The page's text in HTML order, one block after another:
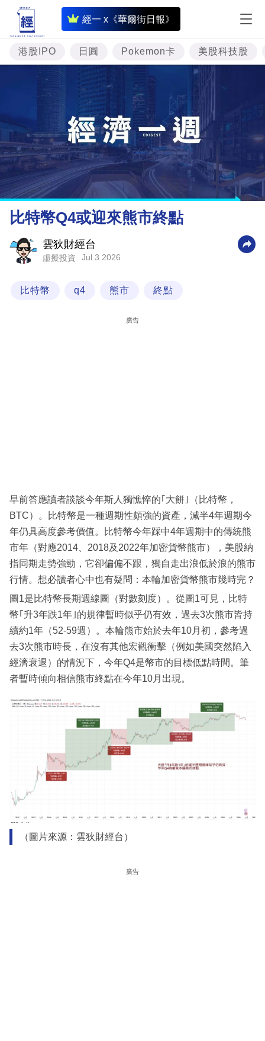
經一 x《華爾街日報》
即
時
財
經
專
題
投
資
樓
市
理
財
商
業
技
閱
專
區
港股IPO 日圓 Pokemon卡 美股科技股
比特幣Q4或迎來熊市終點
雲狄財經台
虛擬投資 Jul 3 2026
比特幣 q4 熊市 終點
廣告
早前答應讀者談談今年斯人獨憔悴的｢大餅｣（比特幣，
BTC）。比特幣是一種週期性頗強的資產，減半4年週期今
年仍具高度參考價值。比特幣今年踩中4年週期中的傳統熊
市年（對應2014、2018及2022年加密貨幣熊市），美股納
指同期走勢強勁，它卻偏偏不跟，獨自走出浪低於浪的熊市
行情。想必讀者心中也有疑問：本輪加密貨幣熊市幾時完？
圖1是比特幣長期週線圖（對數刻度）。從圖1可見，比特
幣｢升3年跌1年｣的規律暫時似乎仍有效，過去3次熊市皆持
續約1年（52-59週）。本輪熊市始於去年10月初，參考過
去3次熊市時長，在沒有其他宏觀衝擊（例如美國突然陷入
經濟衰退）的情況下，今年Q4是幣市的目標低點時間。筆
者暫時傾向相信熊市終點在今年10月出現。
（圖片來源：雲狄財經台）
廣告